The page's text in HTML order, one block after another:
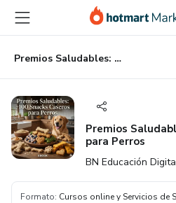
principal
página
de
página
Premios Saludables: +100 Snacks Caseros para Perros
Premios
para Perros
BN Educación
Formato: Cursos online y Servicios de